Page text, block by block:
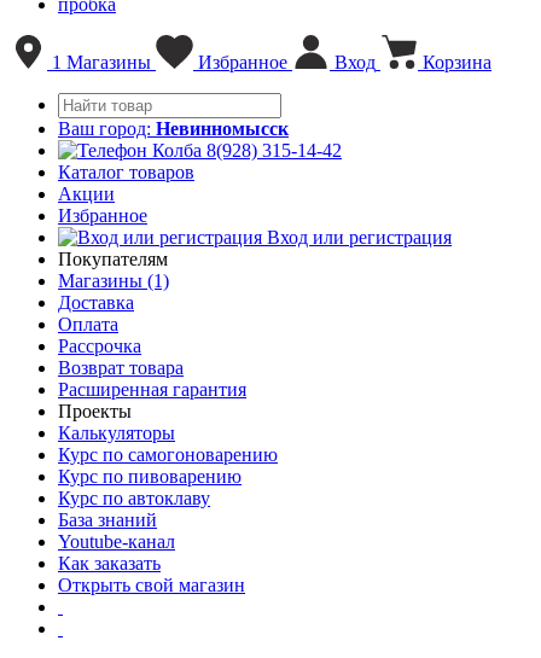
пробка
1 Магазины Избранное Вход Корзина
Ваш город: Невинномысск
8(928) 315-14-42
Каталог товаров
Акции
Избранное
Вход или регистрация
Покупателям
Магазины (1)
Доставка
Оплата
Рассрочка
Возврат товара
Расширенная гарантия
Проекты
Калькуляторы
Курс по самогоноварению
Курс по пивоварению
Курс по автоклаву
База знаний
Youtube-канал
Как заказать
Открыть свой магазин